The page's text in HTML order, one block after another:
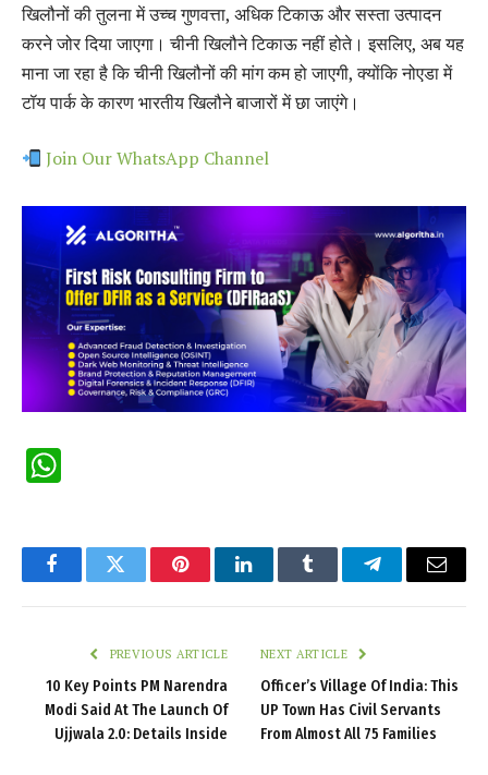
खिलौनों की तुलना में उच्च गुणवत्ता, अधिक टिकाऊ और सस्ता उत्पादन
करने जोर दिया जाएगा। चीनी खिलौने टिकाऊ नहीं होते। इसलिए, अब यह
माना जा रहा है कि चीनी खिलौनों की मांग कम हो जाएगी, क्योंकि नोएडा में
टॉय पार्क के कारण भारतीय खिलौने बाजारों में छा जाएंगे।
Join Our WhatsApp Channel
FacebookTwitter PinterestLinkedInTumblr TelegramEmail
PREVIOUS ARTICLE
10 Key Points PM Narendra
Modi Said At The Launch Of
Ujjwala 2.0: Details Inside
NEXT ARTICLE
Officer’s Village Of India: This
UP Town Has Civil Servants
From Almost All 75 Families